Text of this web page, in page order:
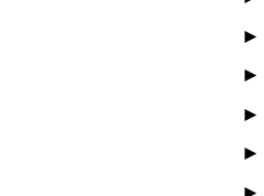
►
►
►
►